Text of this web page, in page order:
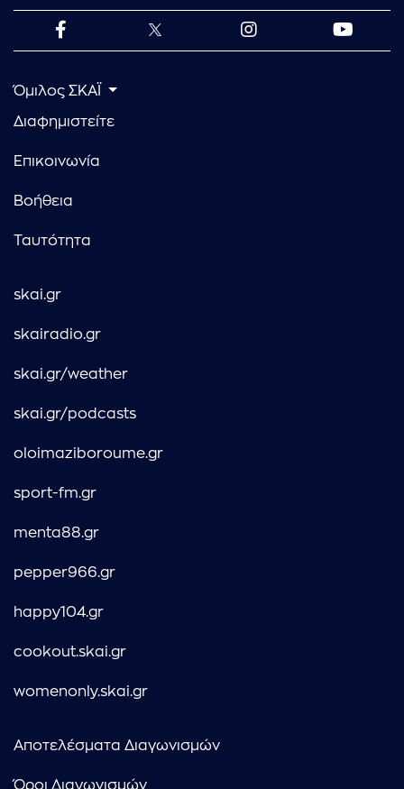
Όμιλος ΣΚΑΪ
Διαφημιστείτε
Επικοινωνία
Βοήθεια
Ταυτότητα
skai.gr
skairadio.gr
skai.gr/weather
skai.gr/podcasts
oloimaziboroume.gr
sport-fm.gr
menta88.gr
pepper966.gr
happy104.gr
cookout.skai.gr
womenonly.skai.gr
Αποτελέσματα Διαγωνισμών
Όροι Διαγωνισμών